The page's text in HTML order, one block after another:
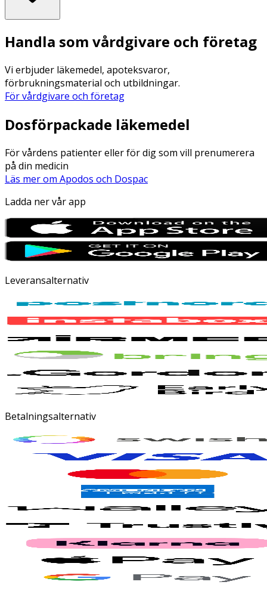
Handla som vårdgivare och företag
Vi erbjuder läkemedel, apoteksvaror,
förbrukningsmaterial och utbildningar.
För vårdgivare och företag
Dosförpackade läkemedel
För vårdens patienter eller för dig som vill prenumerera
på din medicin
Läs mer om Apodos och Dospac
Ladda ner vår app
Leveransalternativ
Betalningsalternativ